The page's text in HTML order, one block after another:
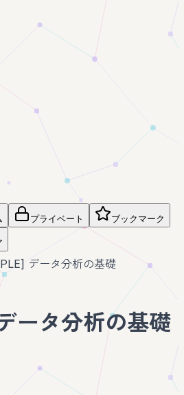
プライベート ブックマーク
データ分析の基礎
ータ分析の基礎